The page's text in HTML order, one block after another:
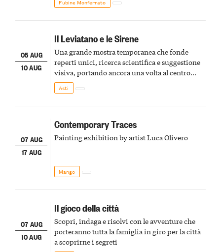
Fubine Monferrato
05 AUG
10 AUG
Il Leviatano e le Sirene
Una grande mostra temporanea che fonde
reperti unici, ricerca scientifica e suggestione
visiva, portando ancora una volta al centro
della scena le meraviglie del passato astigiano
Asti
07 AUG
17 AUG
Contemporary Traces
Painting exhibition by artist Luca Olivero
Mango
07 AUG
10 AUG
Il gioco della città
Scopri, indaga e risolvi con le avventure che
porteranno tutta la famiglia in giro per la città
a scoprirne i segreti